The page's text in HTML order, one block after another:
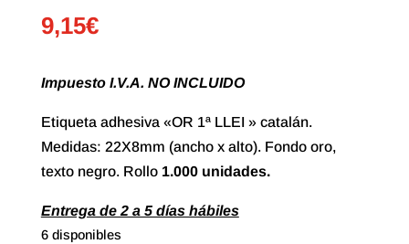
9,15€
Impuesto I.V.A. NO INCLUIDO
Etiqueta adhesiva «OR 1ª LLEI » catalán.
Medidas: 22X8mm (ancho x alto). Fondo oro,
texto negro. Rollo 1.000 unidades.
Entrega de 2 a 5 días hábiles
6 disponibles